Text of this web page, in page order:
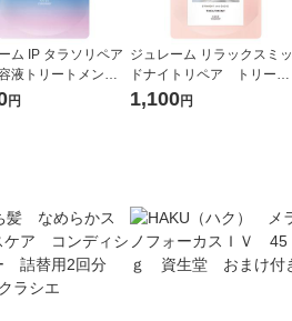
ム IP タラソリペア
液トリートメント
モイスト 詰替 680
円
ジュレーム リラックスミッ
ドナイトリペア トリート
メント ストレート＆グロ
ス 詰替え 680mL
1,100円